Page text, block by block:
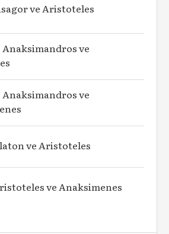
ve Aristoteles
ve
ve
ve Aristoteles
ve Anaksimenes